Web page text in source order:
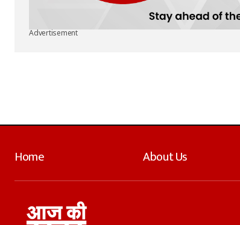
Advertisement
Home About Us